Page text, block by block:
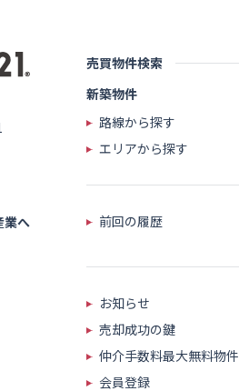
売買物件検索
新築物件
路線から探す
エリアから探す
前回の履歴
お知らせ
売却成功の鍵
仲介手数料最大無料物件
会員登録
業へ